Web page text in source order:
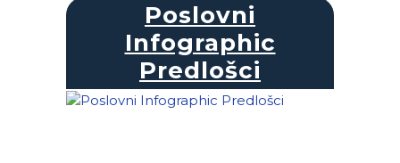
Poslovni
Infographic
Predlošci